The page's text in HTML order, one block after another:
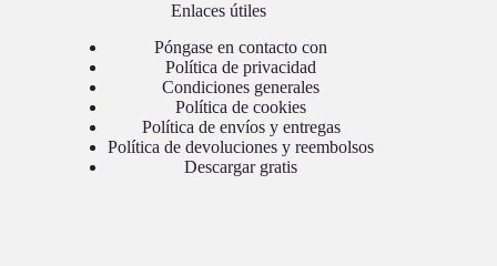
Enlaces útiles
Póngase en contacto con
Política de privacidad
Condiciones generales
Política de cookies
Política de envíos y entregas
Política de devoluciones y reembolsos
Descargar gratis